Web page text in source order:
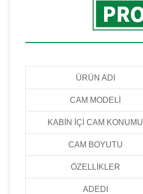
ÜRÜN ADI
CAM MODELİ
KABİN İÇİ CAM KONUMU
CAM BOYUTU
ÖZELLİKLER
ADEDI